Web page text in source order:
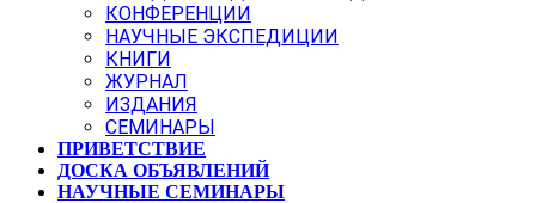
КОНФЕРЕНЦИИ
НАУЧНЫЕ ЭКСПЕДИЦИИ
КНИГИ
ЖУРНАЛ
ИЗДАНИЯ
СЕМИНАРЫ
ПРИВЕТСТВИЕ
ДОСКА ОБЪЯВЛЕНИЙ
НАУЧНЫЕ СЕМИНАРЫ